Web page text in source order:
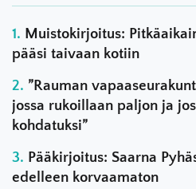
Muistokirjoitus:
pääsi taivaan kotiin
”Rauman
jossa rukoillaan paljon ja
kohdatuksi”
Pääkirjoitus: Saarna
edelleen korvaamaton